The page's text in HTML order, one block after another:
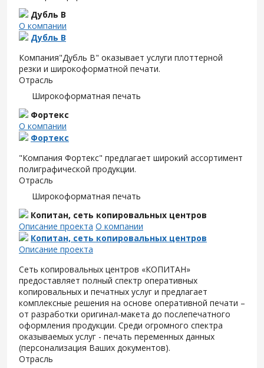
Дубль В
О компании
Дубль В
Компания"Дубль В" оказывает услуги плоттерной
резки и широкоформатной печати.
Отрасль
Широкоформатная печать
Фортекс
О компании
Фортекс
"Компания Фортекс" предлагает широкий ассортимент
полиграфической продукции.
Отрасль
Широкоформатная печать
Копитан, сеть копировальных центров
Описание проекта О компании
Копитан, сеть копировальных центров
Описание проекта
Сеть копировальных центров «КОПИТАН»
предоставляет полный спектр оперативных
копировальных и печатных услуг и предлагает
комплексные решения на основе оперативной печати –
от разработки оригинал-макета до послепечатного
оформления продукции. Среди огромного спектра
оказываемых услуг - печать переменных данных
(персонализация Ваших документов).
Отрасль